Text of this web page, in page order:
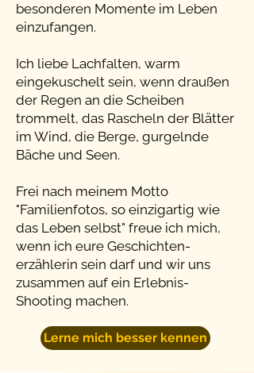
besonderen Momente im Leben
einzufangen.
Ich liebe Lachfalten, warm
eingekuschelt sein, wenn draußen
der Regen an die Scheiben
trommelt, das Rascheln der Blätter
im Wind, die Berge, gurgelnde
Bäche und Seen.
Frei nach meinem Motto
"Familienfotos, so einzigartig wie
das Leben selbst" freue ich mich,
wenn ich eure Geschichten-
erzählerin sein darf und wir uns
zusammen auf ein Erlebnis-
Shooting machen.
Lerne mich besser kennen